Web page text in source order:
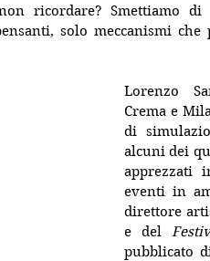
ricordare? Smettiamo
solo meccanismi che
Lorenzo
Crema e
di
alcuni dei
apprezzati
eventi in
direttore
e del
pubblicato